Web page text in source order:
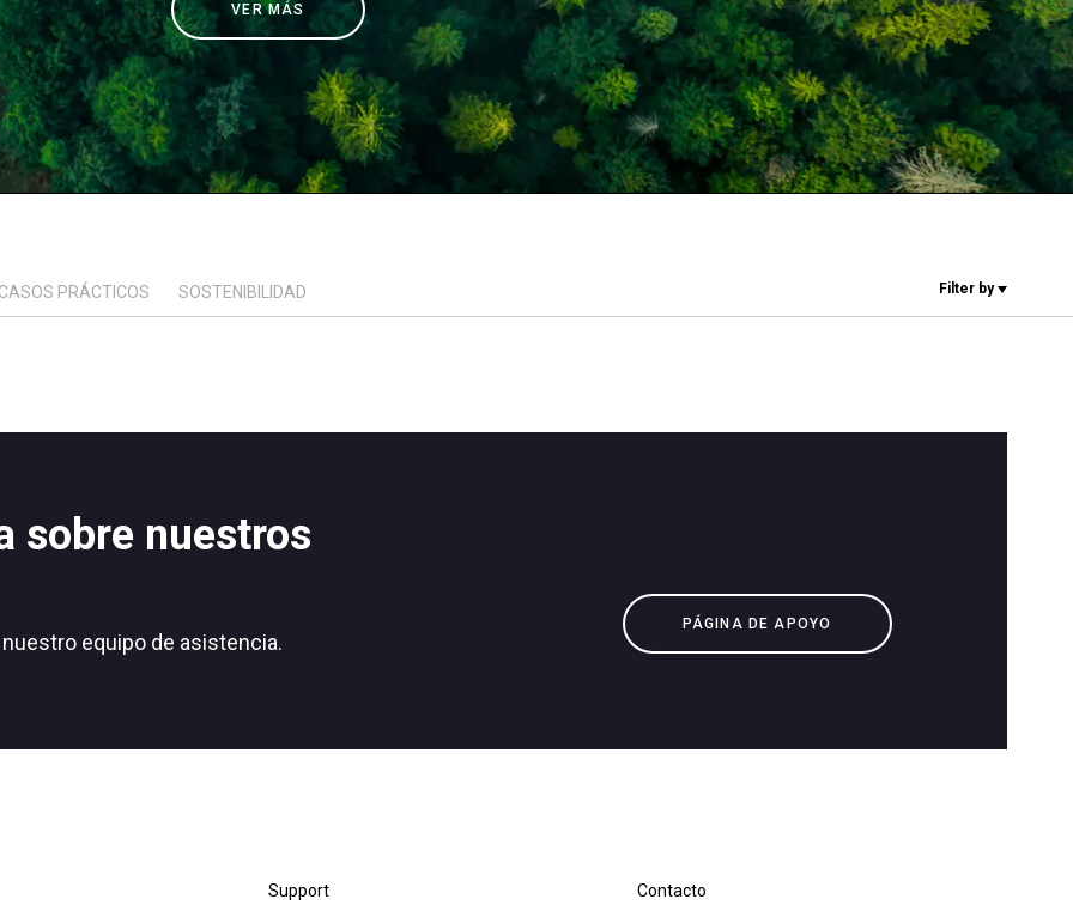
VER MÁS
CASOS PRÁCTICOS SOSTENIBILIDAD Filter by
sobre nuestros
equipo de asistencia.
PÁGINA DE APOYO
Support
Contacto
Sostenibilidad
Connect
Contacto